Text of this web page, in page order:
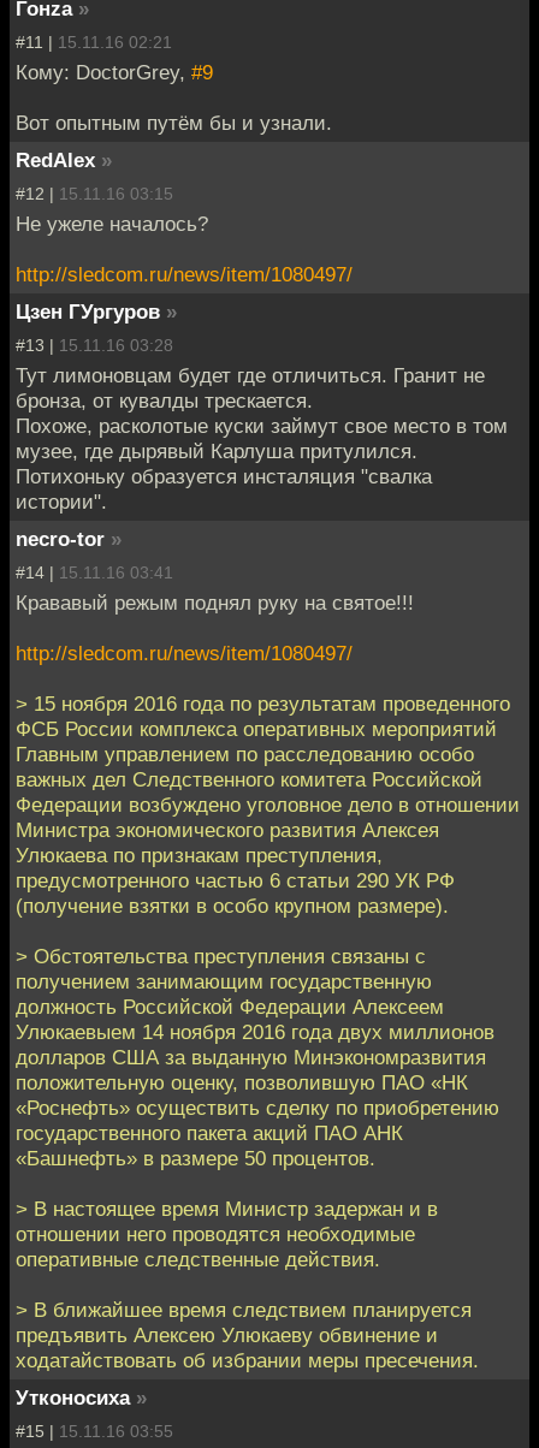
Гонzа »
#11 | 15.11.16 02:21
Кому: DoctorGrey, #9
Вот опытным путём бы и узнали.
RedAlex »
#12 | 15.11.16 03:15
Не ужеле началось?
http://sledcom.ru/news/item/1080497/
Цзен ГУргуров »
#13 | 15.11.16 03:28
Тут лимоновцам будет где отличиться. Гранит не
бронза, от кувалды трескается.
Похоже, расколотые куски займут свое место в том
музее, где дырявый Карлуша притулился.
Потихоньку образуется инсталяция "свалка
истории".
necro-tor »
#14 | 15.11.16 03:41
Крававый режым поднял руку на святое!!!
http://sledcom.ru/news/item/1080497/
> 15 ноября 2016 года по результатам проведенного
ФСБ России комплекса оперативных мероприятий
Главным управлением по расследованию особо
важных дел Следственного комитета Российской
Федерации возбуждено уголовное дело в отношении
Министра экономического развития Алексея
Улюкаева по признакам преступления,
предусмотренного частью 6 статьи 290 УК РФ
(получение взятки в особо крупном размере).
> Обстоятельства преступления связаны с
получением занимающим государственную
должность Российской Федерации Алексеем
Улюкаевыем 14 ноября 2016 года двух миллионов
долларов США за выданную Минэкономразвития
положительную оценку, позволившую ПАО «НК
«Роснефть» осуществить сделку по приобретению
государственного пакета акций ПАО АНК
«Башнефть» в размере 50 процентов.
> В настоящее время Министр задержан и в
отношении него проводятся необходимые
оперативные следственные действия.
> В ближайшее время следствием планируется
предъявить Алексею Улюкаеву обвинение и
ходатайствовать об избрании меры пресечения.
Утконосиха »
#15 | 15.11.16 03:55